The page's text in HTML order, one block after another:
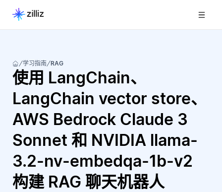
学习指南 RAG
使用 LangChain、
LangChain vector store、
AWS Bedrock Claude 3
Sonnet 和 NVIDIA llama-
3.2-nv-embedqa-1b-v2
构建 RAG 聊天机器人